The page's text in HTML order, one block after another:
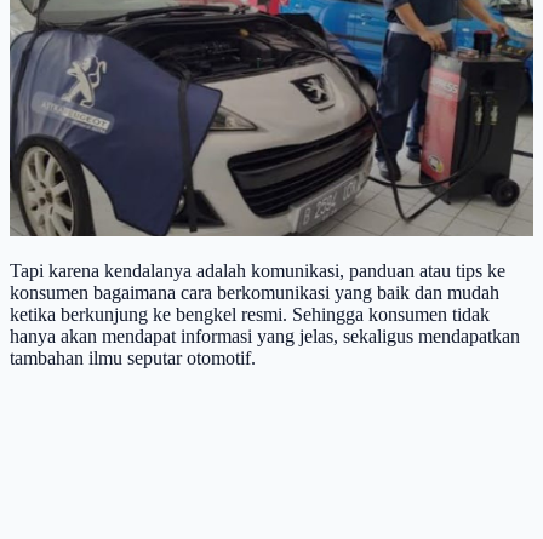
Tapi karena kendalanya adalah komunikasi, panduan atau tips ke
konsumen bagaimana cara berkomunikasi yang baik dan mudah
ketika berkunjung ke bengkel resmi. Sehingga konsumen tidak
hanya akan mendapat informasi yang jelas, sekaligus mendapatkan
tambahan ilmu seputar otomotif.